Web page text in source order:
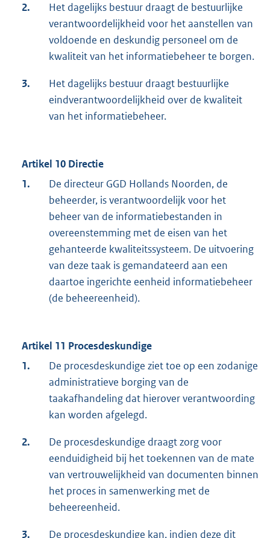
2.
Het dagelijks bestuur draagt de bestuurlijke
verantwoordelijkheid voor het aanstellen van
voldoende en deskundig personeel om de
kwaliteit van het informatiebeheer te borgen.
3.
Het dagelijks bestuur draagt bestuurlijke
eindverantwoordelijkheid over de kwaliteit
van het informatiebeheer.
Artikel 10 Directie
1.
De directeur GGD Hollands Noorden, de
beheerder, is verantwoordelijk voor het
beheer van de informatiebestanden in
overeenstemming met de eisen van het
gehanteerde kwaliteitssysteem. De uitvoering
van deze taak is gemandateerd aan een
daartoe ingerichte eenheid informatiebeheer
(de beheereenheid).
Artikel 11 Procesdeskundige
1.
De procesdeskundige ziet toe op een zodanige
administratieve borging van de
taakafhandeling dat hierover verantwoording
kan worden afgelegd.
2.
De procesdeskundige draagt zorg voor
eenduidigheid bij het toekennen van de mate
van vertrouwelijkheid van documenten binnen
het proces in samenwerking met de
beheereenheid.
3. De procesdeskundige kan, indien deze dit